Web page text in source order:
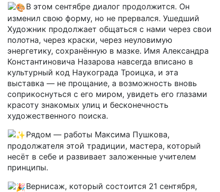
В этом сентябре диалог продолжится. Он
изменил свою форму, но не прервался. Ушедший
Художник продолжает общаться с нами через свои
полотна, через краски, через неуловимую
энергетику, сохранённую в мазке. Имя Александра
Константиновича Назарова навсегда вписано в
культурный код Наукограда Троицка, и эта
выставка — не прощание, а возможность вновь
соприкоснуться с его миром, увидеть его глазами
красоту знакомых улиц и бесконечность
художественного поиска.
Рядом — работы Максима Пушкова,
продолжателя этой традиции, мастера, который
несёт в себе и развивает заложенные учителем
принципы.
Вернисаж, который состоится 21 сентября,